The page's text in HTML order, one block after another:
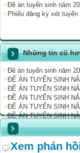
Đề án tuyển sinh năm
Phiếu đăng ký xét
Những tin cũ
Đề án tuyển sinh năm
ĐỀ ÁN TUYỂN SINH
ĐỀ ÁN TUYỂN SINH
ĐỀ ÁN TUYỂN SINH
ĐỀ ÁN TUYỂN SINH
ĐỀ ÁN TUYỂN SINH
Xem phản